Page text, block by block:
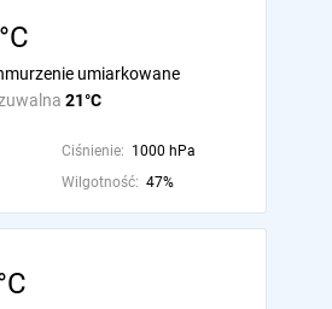
21°C
umiarkowane
Ciśnienie: 1000 hPa
Wilgotność: 47%